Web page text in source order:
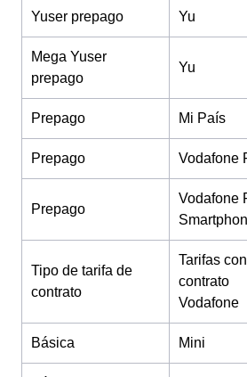
Yuser prepago Yu
Mega Yuser
prepago
Yu
Prepago Mi País
Prepago Vodafone
Prepago
Vodafone
Tipo de tarifa de
contrato
Tarifas con
contrato
Vodafone
Básica Mini